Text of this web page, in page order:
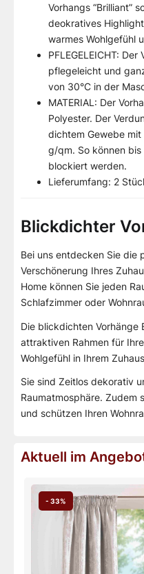
Vorhangs “Brilliant”
deokratives
warmes Wohlgefühl
PFLEGELEICHT: Der
pflegeleicht und
von 30°C in der
MATERIAL: Der
Polyester. Der
dichtem Gewebe
g/qm. So können
blockiert werden.
Lieferumfang: 2
Blickdichter
Bei uns entdecken Sie die
Verschönerung Ihres
Home können Sie jeden
Schlafzimmer oder
Die blickdichten Vorhänge
attraktiven Rahmen für
Wohlgefühl in Ihrem
Sie sind Zeitlos dekorativ
Raumatmosphäre. Zudem
und schützen Ihren
Aktuell im
- 33%